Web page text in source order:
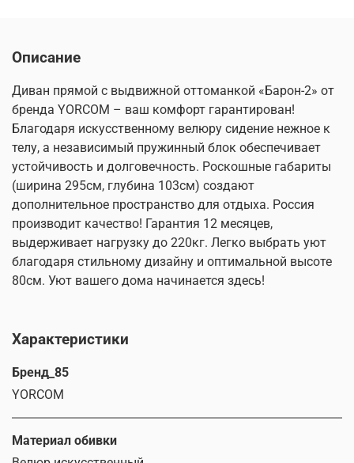
Описание
Диван прямой с выдвижной оттоманкой «Барон-2» от
бренда YORCOM – ваш комфорт гарантирован!
Благодаря искусственному велюру сидение нежное к
телу, а независимый пружинный блок обеспечивает
устойчивость и долговечность. Роскошные габариты
(ширина 295см, глубина 103см) создают
дополнительное пространство для отдыха. Россия
производит качество! Гарантия 12 месяцев,
выдерживает нагрузку до 220кг. Легко выбрать уют
благодаря стильному дизайну и оптимальной высоте
80см. Уют вашего дома начинается здесь!
Характеристики
Бренд_85
YORCOM
Материал обивки